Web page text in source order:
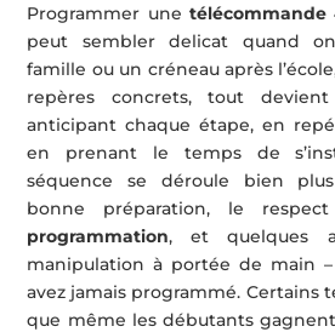
Programmer une télécommande
peut sembler delicat quand on
famille ou un créneau après
repères concrets, tout
anticipant chaque étape, en
en prenant le temps de
séquence se déroule bien
bonne préparation, le
programmation, et quelques
manipulation à portée de main
avez jamais programmé. Certains
que même les débutants